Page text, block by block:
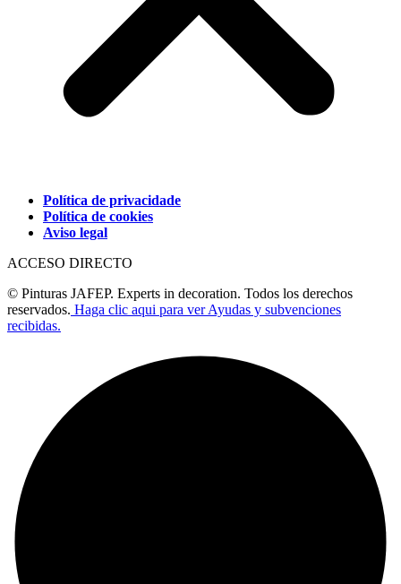
Política de privacidade
Política de cookies
Aviso legal
ACCESO DIRECTO
© Pinturas JAFEP. Experts in decoration. Todos los derechos
reservados. Haga clic aqui para ver Ayudas y subvenciones
recibidas.